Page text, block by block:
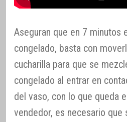
Aseguran que en 7 minutos
congelado, basta con
cucharilla para que se
congelado al entrar en
del vaso, con lo que queda
vendedor, es necesario que